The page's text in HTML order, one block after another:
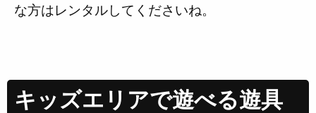
な方はレンタルしてくださいね。
キッズエリアで遊べる遊具